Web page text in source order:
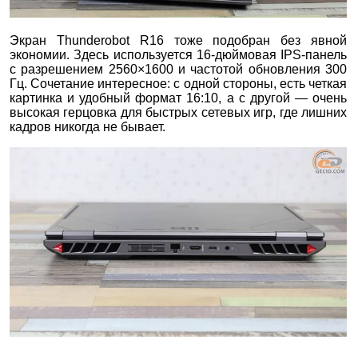
Экран Thunderobot R16 тоже подобран без явной
экономии. Здесь используется 16-дюймовая IPS-панель
с разрешением 2560×1600 и частотой обновления 300
Гц. Сочетание интересное: с одной стороны, есть четкая
картинка и удобный формат 16:10, а с другой — очень
высокая герцовка для быстрых сетевых игр, где лишних
кадров никогда не бывает.